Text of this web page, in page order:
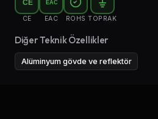
CE
CE
EAC
EAC ROHS TOPRAK
Diğer Teknik Özellikler
Alüminyum gövde ve reflektör